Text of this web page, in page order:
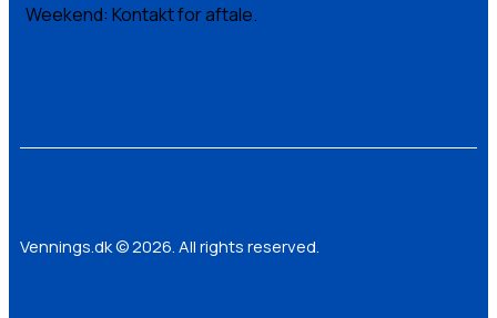
Weekend: Kontakt for aftale.
Vennings.dk © 2026. All rights reserved.